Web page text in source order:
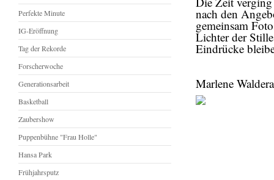
Perfekte Minute
IG-Eröffnung
Tag der Rekorde
Forscherwoche
Generationsarbeit
Basketball
Zaubershow
Puppenbühne "Frau Holle"
Hansa Park
Frühjahrsputz
nach den
gemeinsam
Lichter der
Eindrücke
Marlene